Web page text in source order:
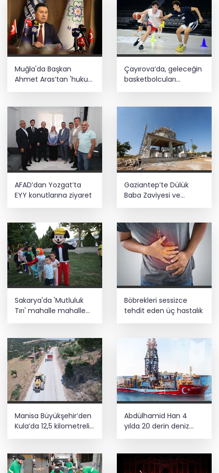
Muğla'da Başkan
Ahmet Aras’tan 'hukuk
müşavirliği' açıklaması
Çayırova’da, geleceğin
basketbolcuları
seçmelerde ter döktü
AFAD’dan Yozgat’ta
EYY konutlarına ziyaret
Gaziantep’te Dülük
Baba Zaviyesi ve
Sakarya'da 'Mutluluk
Tırı' mahalle mahalle
Böbrekleri sessizce
tehdit eden üç hastalık
Manisa Büyükşehir’den
Kula’da 12,5 kilometrelik
yol hamlesi
Abdülhamid Han 4
yılda 20 derin deniz
kuyusu tamamladı